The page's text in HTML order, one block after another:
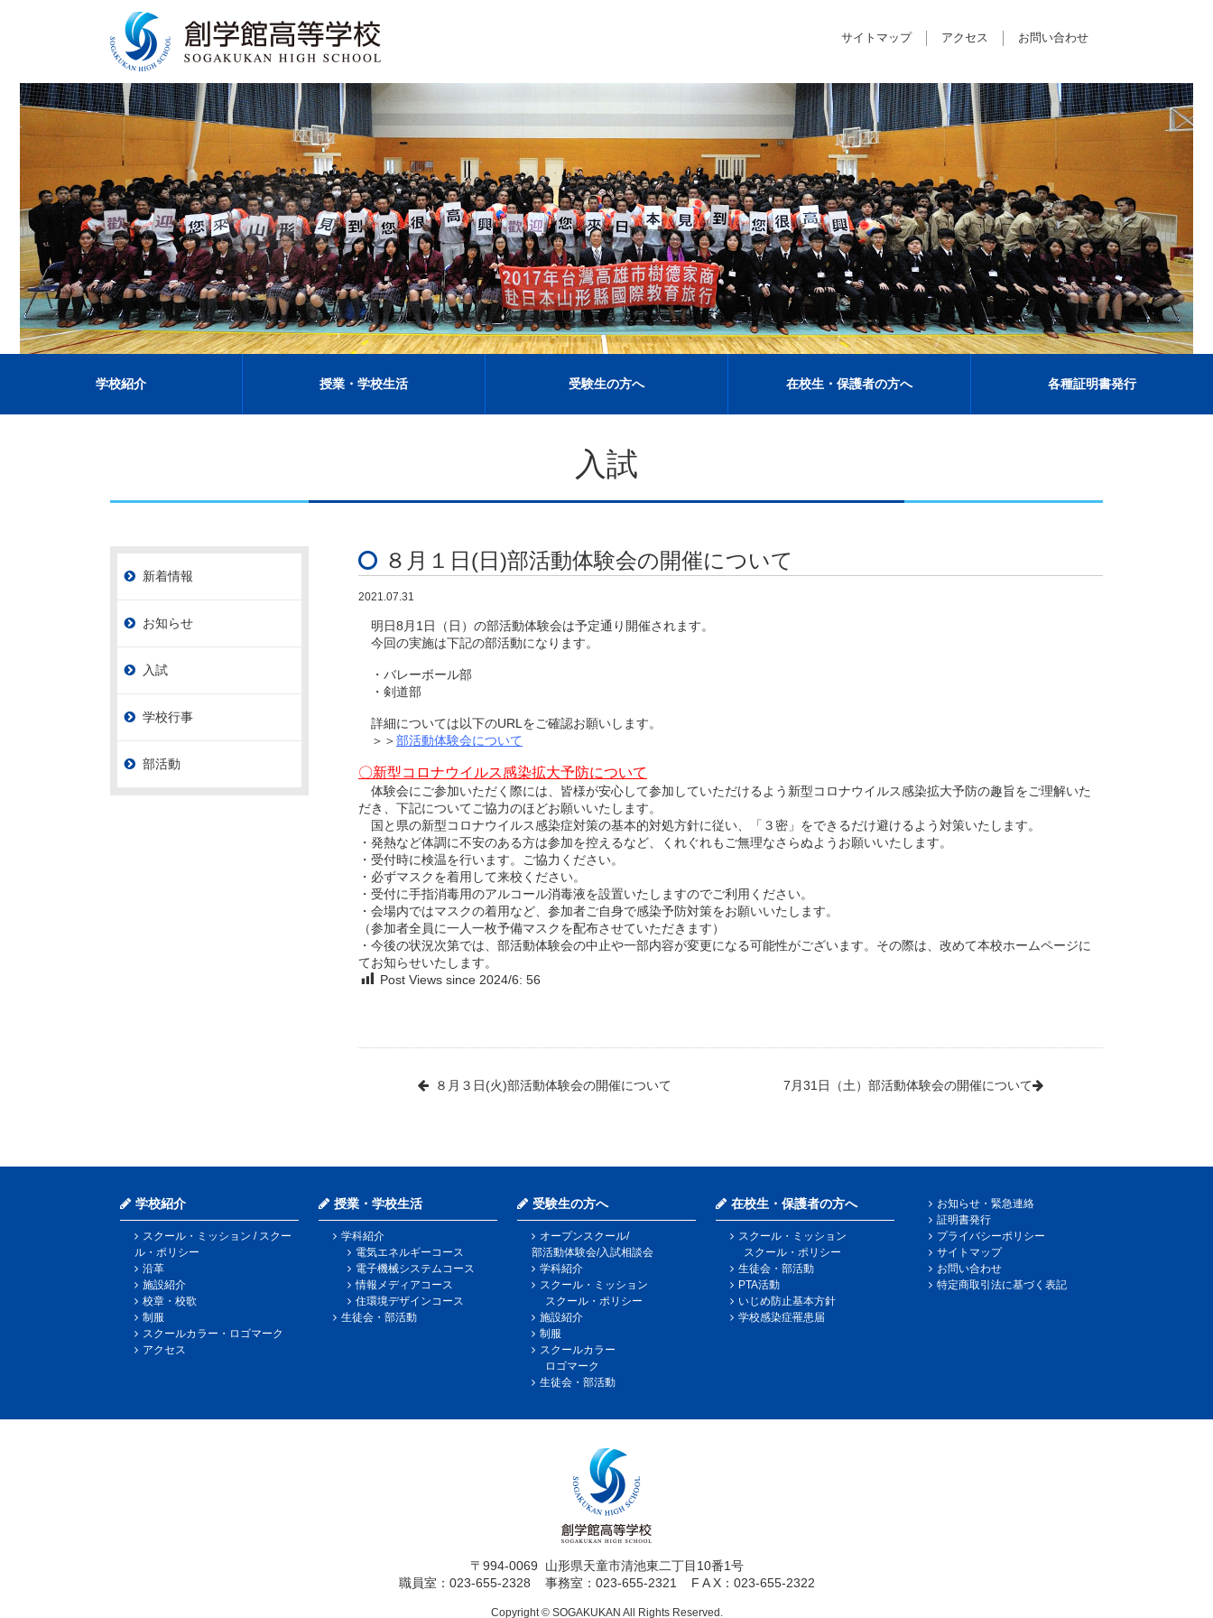
サイトマップ アクセス お問い合わせ
学校紹介 授業・学校生活 受験生の方へ 在校生・保護者の方へ 各種証明書発行
入試
新着情報
お知らせ
入試
学校行事
部活動
８月１日(日)部活動体験会の開催について
2021.07.31
明日8月1日（日）の部活動体験会は予定通り開催されます。
今回の実施は下記の部活動になります。
・バレーボール部
・剣道部
詳細については以下のURLをご確認お願いします。
＞＞部活動体験会について
〇新型コロナウイルス感染拡大予防について
体験会にご参加いただく際には、皆様が安心して参加していただけるよう新型コロナウイルス感染拡大予防の趣旨をご理解いた
だき、下記についてご協力のほどお願いいたします。
国と県の新型コロナウイルス感染症対策の基本的対処方針に従い、「３密」をできるだけ避けるよう対策いたします。
・発熱など体調に不安のある方は参加を控えるなど、くれぐれもご無理なさらぬようお願いいたします。
・受付時に検温を行います。ご協力ください。
・必ずマスクを着用して来校ください。
・受付に手指消毒用のアルコール消毒液を設置いたしますのでご利用ください。
・会場内ではマスクの着用など、参加者ご自身で感染予防対策をお願いいたします。
（参加者全員に一人一枚予備マスクを配布させていただきます）
・今後の状況次第では、部活動体験会の中止や一部内容が変更になる可能性がございます。その際は、改めて本校ホームページに
てお知らせいたします。
Post Views since 2024/6: 56
８月３日(火)部活動体験会の開催について 7月31日（土）部活動体験会の開催について
学校紹介
スクール・ミッション / スクー
ル・ポリシー
沿革
施設紹介
校章・校歌
制服
スクールカラー・ロゴマーク
アクセス
授業・学校生活
学科紹介
電気エネルギーコース
電子機械システムコース
情報メディアコース
住環境デザインコース
生徒会・部活動
受験生の方へ
オープンスクール/
部活動体験会/入試相談会
学科紹介
スクール・ミッション
スクール・ポリシー
施設紹介
制服
スクールカラー
ロゴマーク
生徒会・部活動
在校生・保護者の方へ
スクール・ミッション
スクール・ポリシー
生徒会・部活動
PTA活動
いじめ防止基本方針
学校感染症罹患届
お知らせ・緊急連絡
証明書発行
プライバシーポリシー
サイトマップ
お問い合わせ
特定商取引法に基づく表記
〒994-0069
山形県天童市清池東二丁目10番1号
職員室：023-655-2328
事務室：023-655-2321 F A X：023-655-2322
Copyright © SOGAKUKAN All Rights Reserved.